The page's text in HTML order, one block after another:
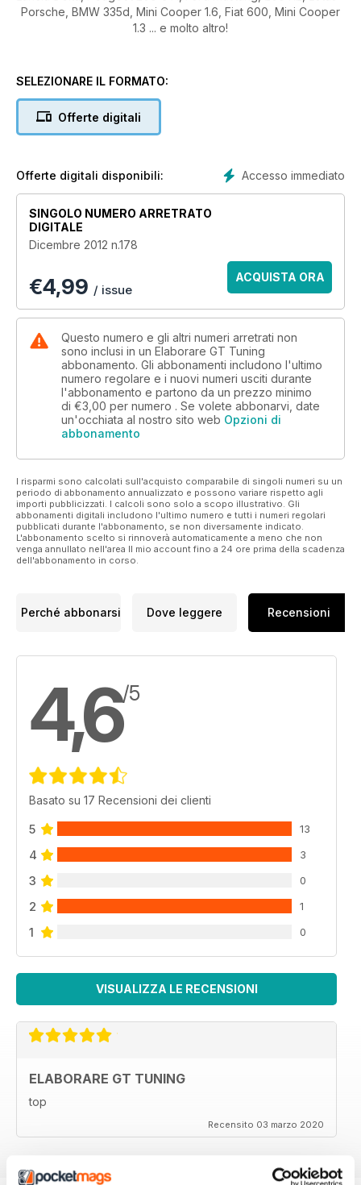
Porsche, BMW 335d, Mini Cooper 1.6, Fiat 600, Mini Cooper
1.3 ... e molto altro!
SELEZIONARE IL FORMATO:
Offerte digitali
Accesso immediato
Offerte digitali disponibili:
SINGOLO NUMERO ARRETRATO
DIGITALE
Dicembre 2012 n.178
€4,99 / issue
ACQUISTA ORA
Questo numero e gli altri numeri arretrati non
sono inclusi in un Elaborare GT Tuning
abbonamento. Gli abbonamenti includono l'ultimo
numero regolare e i nuovi numeri usciti durante
l'abbonamento e partono da un prezzo minimo
di €3,00 per numero . Se volete abbonarvi, date
un'occhiata al nostro sito web Opzioni di
abbonamento
I risparmi sono calcolati sull'acquisto comparabile di singoli numeri su un
periodo di abbonamento annualizzato e possono variare rispetto agli
importi pubblicizzati. I calcoli sono solo a scopo illustrativo. Gli
abbonamenti digitali includono l'ultimo numero e tutti i numeri regolari
pubblicati durante l'abbonamento, se non diversamente indicato.
L'abbonamento scelto si rinnoverà automaticamente a meno che non
venga annullato nell'area Il mio account fino a 24 ore prima della scadenza
dell'abbonamento in corso.
Perché abbonarsi Dove leggere Recensioni
4,6/5
Basato su 17 Recensioni dei clienti
5 13
4 3
3 0
2 1
1 0
VISUALIZZA LE RECENSIONI
ELABORARE GT TUNING
top
Recensito 03 marzo 2020